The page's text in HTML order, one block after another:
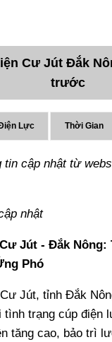
Cư Jút Đắk
trước
Lực Thời Gian
tin cập nhật từ
nhật
Jút - Đắk Nông:
Phó
Jút, tỉnh Đắk
trạng cúp điện
tăng cao, bảo trì